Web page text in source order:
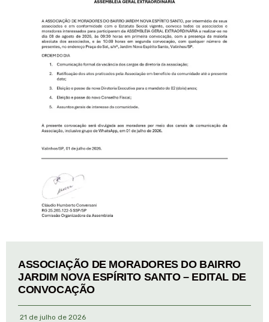
ASSOCIAÇÃO DE MORADORES DO BAIRRO
JARDIM NOVA ESPÍRITO SANTO – EDITAL DE
CONVOCAÇÃO
21 de julho de 2026